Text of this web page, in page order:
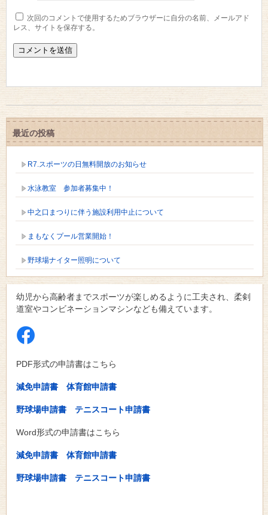
次回のコメントで使用するためブラウザーに自分の名前、メールアド
レス、サイトを保存する。
最近の投稿
R7.スポーツの日無料開放のお知らせ
水泳教室 参加者募集中！
中之口まつりに伴う施設利用中止について
まもなくプール営業開始！
野球場ナイター照明について
幼児から高齢者までスポーツが楽しめるように工夫され、柔剣
道室やコンビネーションマシンなども備えています。
PDF形式の申請書はこちら
減免申請書 体育館申請書
野球場申請書 テニスコート申請書
Word形式の申請書はこちら
減免申請書 体育館申請書
野球場申請書 テニスコート申請書